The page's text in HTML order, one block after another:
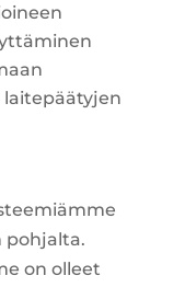
pohjalta.
on olleet